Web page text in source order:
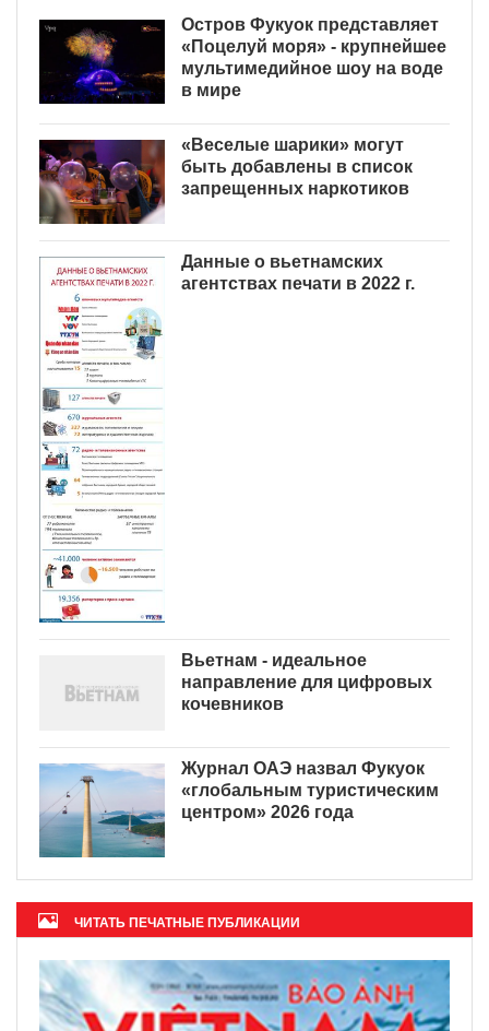
Остров Фукуок представляет
«Поцелуй моря» - крупнейшее
мультимедийное шоу на воде
в мире
«Веселые шарики» могут
быть добавлены в список
запрещенных наркотиков
Данные о вьетнамских
агентствах печати в 2022 г.
Вьетнам - идеальное
направление для цифровых
кочевников
Журнал ОАЭ назвал Фукуок
«глобальным туристическим
центром» 2026 года
ЧИТАТЬ ПЕЧАТНЫЕ ПУБЛИКАЦИИ